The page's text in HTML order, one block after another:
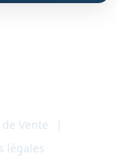
Vente
|
légales